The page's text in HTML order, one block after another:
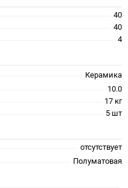
40
40
4
Керамика
10.0
17 кг
5 шт
отсутствует
Полуматовая